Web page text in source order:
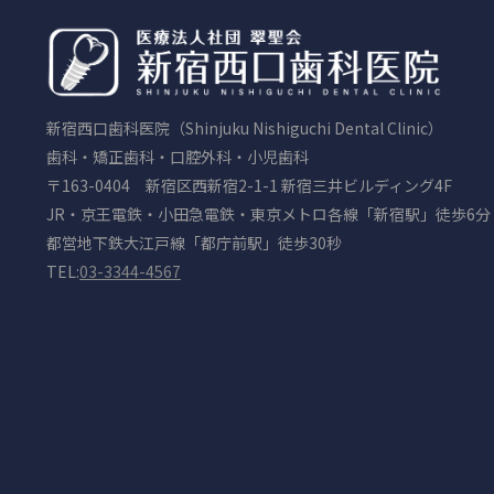
新宿西口歯科医院（Shinjuku Nishiguchi Dental Clinic）
歯科・矯正歯科・口腔外科・小児歯科
〒163-0404 新宿区西新宿2-1-1 新宿三井ビルディング4F
JR・京王電鉄・小田急電鉄・東京メトロ各線「新宿駅」徒歩6分
都営地下鉄大江戸線「都庁前駅」徒歩30秒
TEL:03-3344-4567